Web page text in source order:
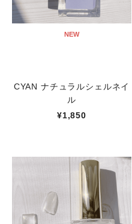
NEW
CYAN ナチュラルシェルネイ
ル
¥1,850